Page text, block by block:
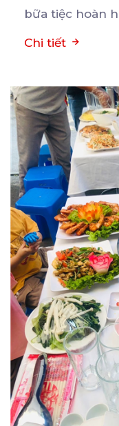
bữa tiệc hoàn
Chi tiết